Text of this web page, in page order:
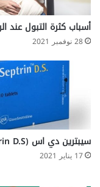
م
ط
ب
أسباب كثرة التبول عند
28 نوفمبر 2021
سيبترين دي اس (Septrin D.S)
17 يناير 2021